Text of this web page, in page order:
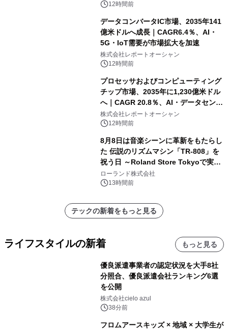
12時間前
データコンバータIC市場、2035年141
億米ドルへ成長｜CAGR6.4％、AI・
5G・IoT需要が市場拡大を加速
株式会社レポートオーシャン
12時間前
プロセッサおよびコンピューティング
チップ市場、2035年に1,230億米ドル
へ｜CAGR 20.8％、AI・データセンタ
ー需要が成長を牽引
株式会社レポートオーシャン
12時間前
8月8日は音楽シーンに革新をもたらし
た 伝説のリズムマシン「TR-808」を
祝う日 ～Roland Store Tokyoで実機
を展示しての 記念キャンペーンを開
催 英国ラジオ「NTS」の 特別プログ
アーティストを フィーチャーしたアニ
メーションを公開～
ローランド株式会社
13時間前
テックの新着をもっと見る
ライフスタイルの新着 もっと見る
優良派遣事業者の認定状況を大手8社
分照合、優良派遣会社ランキング6選
を公開
株式会社cielo azul
38分前
フロムアースキッズ × 地域 × 大学生が